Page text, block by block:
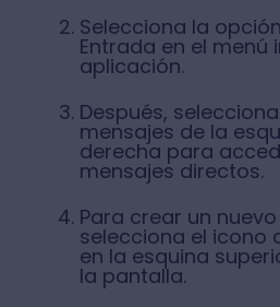
Selecciona la
Entrada en el menú
aplicación.
Después,
mensajes de la
derecha para
mensajes directos.
Para crear un nuevo
selecciona el icono
en la esquina
la pantalla.